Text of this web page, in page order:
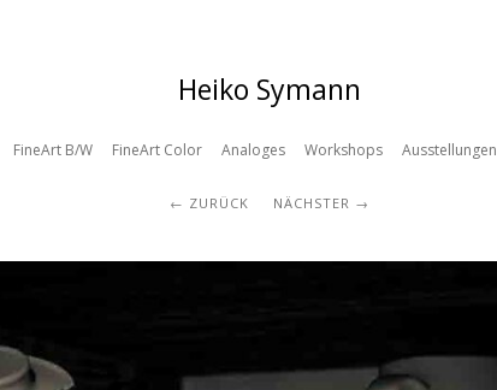
Heiko Symann
FineArt B/W FineArt Color Analoges Workshops Ausstellungen
ZURÜCK NÄCHSTER